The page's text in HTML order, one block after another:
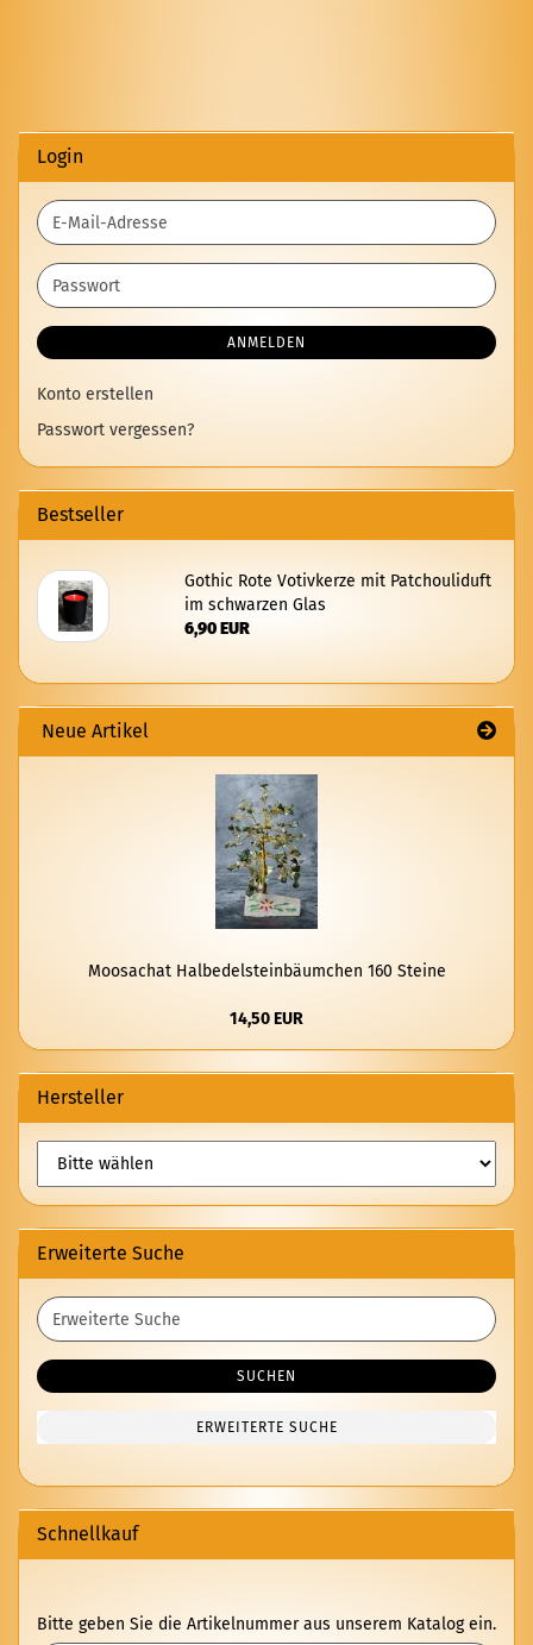
Login
E-
Mail-
Adresse
Passwort
ANMELDEN
Konto erstellen
Passwort vergessen?
Bestseller
Go­thic Rote Vo­tiv­ker­ze mit Patchouli­duft
im schwar­zen Glas
6,90 EUR
Neue Artikel
Moo­sachat Halb­edel­stein­bäum­chen 160 Stei­ne
14,50 EUR
Hersteller
Erweiterte Suche
Erweiterte
Suche
SUCHEN
ERWEITERTE SUCHE
Schnellkauf
BITTE
Bitte geben Sie die Artikelnummer aus unserem Katalog ein.